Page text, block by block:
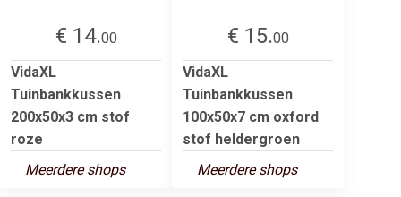
€ 14.00
VidaXL
Tuinbankkussen
200x50x3 cm stof
roze
Meerdere shops
€ 15.00
VidaXL
Tuinbankkussen
100x50x7 cm oxford
stof heldergroen
Meerdere shops